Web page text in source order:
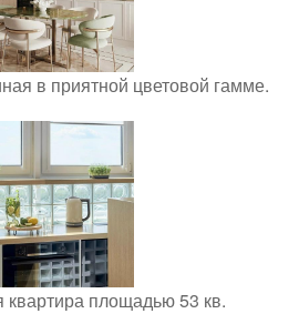
в приятной цветовой гамме.
квартира площадью 53 кв.